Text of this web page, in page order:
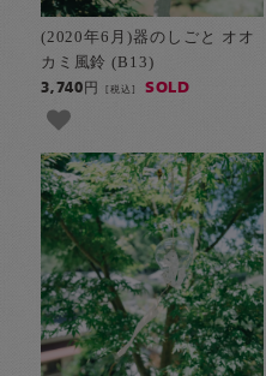
(2020年6月)器のしごと オオ
カミ風鈴 (B13)
3,740円[税込] SOLD